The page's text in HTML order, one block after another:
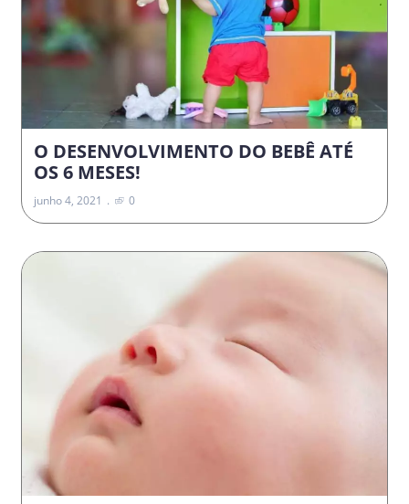
O DESENVOLVIMENTO DO BEBÊ ATÉ
OS 6 MESES!
junho 4, 2021 0